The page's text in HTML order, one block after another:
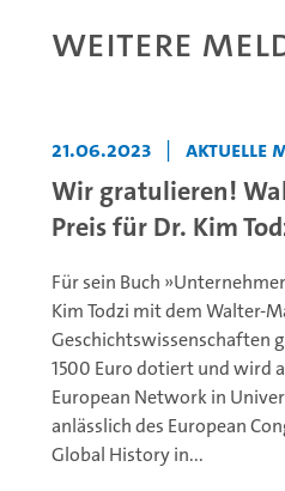
Weitere
21.06.2023 | Aktuelle
Wir gratulieren!
Preis für Dr. Kim
Für sein Buch
Kim Todzi mit dem Walter-
Geschichtswissenschaften
1500 Euro dotiert und wird
European Network in
anlässlich des European
Global History in...